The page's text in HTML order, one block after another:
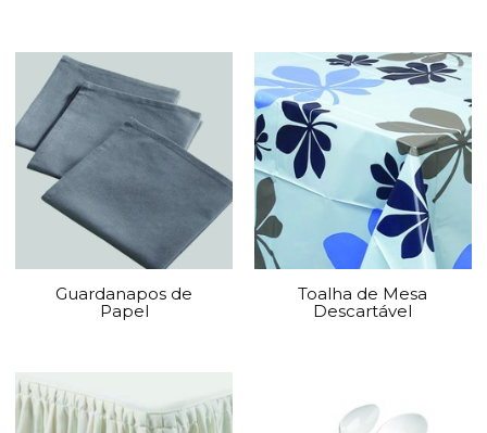
Guardanapos de
Papel
Toalha de Mesa
Descartável